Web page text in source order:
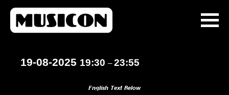
19-08-2025 19:30 –23:55
English Text Below